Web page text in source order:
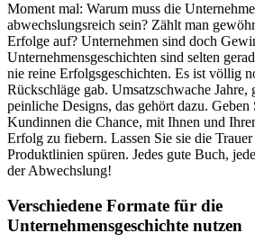
Moment mal: Warum muss die
abwechslungsreich sein? Zählt man
Erfolge auf? Unternehmen sind doch
Unternehmensgeschichten sind selten
nie reine Erfolgsgeschichten. Es ist völlig
Rückschläge gab. Umsatzschwache
peinliche Designs, das gehört dazu.
Kundinnen die Chance, mit Ihnen und
Erfolg zu fiebern. Lassen Sie sie die
Produktlinien spüren. Jedes gute Buch,
der Abwechslung!
Verschiedene Formate für die
Unternehmensgeschichte nutzen